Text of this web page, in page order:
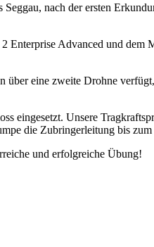
nach der ersten
Enterprise Advanced und
über eine zweite Drohne
eingesetzt. Unsere
die Zubringerleitung bis
und erfolgreiche Übung!